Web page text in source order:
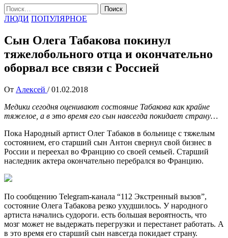
Найти:
ЛЮДИ ПОПУЛЯРНОЕ
Сын Олега Табакова покинул
тяжелобольного отца и окончательно
оборвал все связи с Россией
От Алексей / 01.02.2018
Медики сегодня оценивают состояние Табакова как крайне
тяжелое, а в это время его сын навсегда покидает страну…
Пока Народный артист Олег Табаков в больнице с тяжелым
состоянием, его старший сын Антон свернул свой бизнес в
России и переехал во Францию со своей семьей. Старший
наследник актера окончательно перебрался во Францию.
По сообщению Telegram-канала “112 Экстренный вызов”,
состояние Олега Табакова резко ухудшилось. У народного
артиста начались судороги. есть большая вероятность, что
мозг может не выдержать перегрузки и перестанет работать. А
в это время его старший сын навсегда покидает страну.